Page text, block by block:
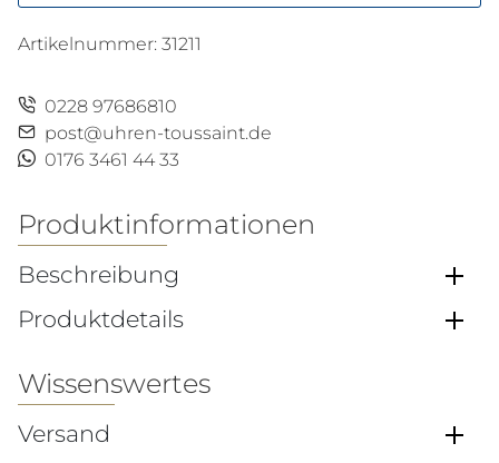
aus
Leder
Menge
Artikelnummer: 31211
0228 97686810
post@uhren-toussaint.de
0176 3461 44 33
Produktinformationen
Beschreibung
Produktdetails
Wissenswertes
Versand